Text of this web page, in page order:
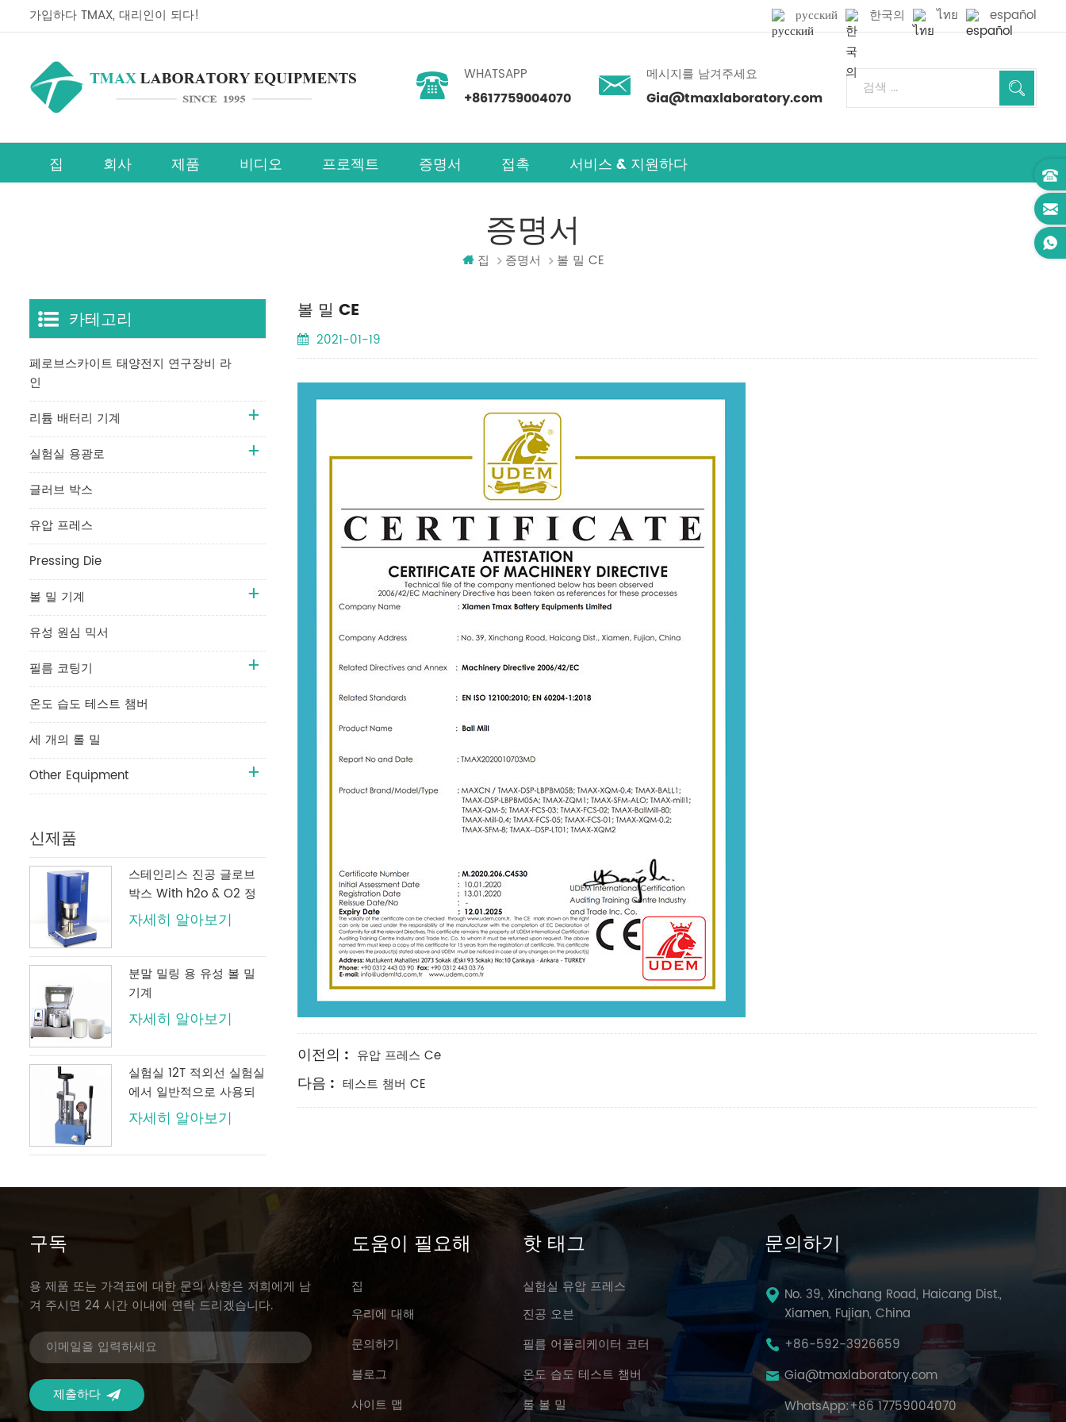
가입하다 TMAX, 대리인이 되다! русский 한국의 ไทย español
WHATSAPP
+8617759004070
메시지를 남겨주세요
Gia@tmaxlaboratory.com
집 회사 제품 비디오 프로젝트 증명서 접촉 서비스 & 지원하다
증명서
집 증명서 볼 밀 CE
볼 밀 CE
2021-01-19
이전의 : 유압 프레스 Ce
다음 : 테스트 챔버 CE
카테고리
페로브스카이트 태양전지 연구장비 라
인
리튬 배터리 기계
실험실 용광로
글러브 박스
유압 프레스
Pressing Die
볼 밀 기계
유성 원심 믹서
필름 코팅기
온도 습도 테스트 챔버
세 개의 롤 밀
Other Equipment
신제품
스테인리스 진공 글로브
박스 With h2o & O2 정
화 시스템
자세히 알아보기
분말 밀링 용 유성 볼 밀
기계
자세히 알아보기
실험실 12T 적외선 실험실
에서 일반적으로 사용되
는 디지털 압력 게이지가
있는 수동 유압 프레스
자세히 알아보기
구독
용 제품 또는 가격표에 대한 문의 사항은 저희에게 남
겨 주시면 24 시간 이내에 연락 드리겠습니다.
도움이 필요해
집
우리에 대해
문의하기
블로그
사이트 맵
핫 태그
실험실 유압 프레스
진공 오븐
필름 어플리케이터 코터
온도 습도 테스트 챔버
롤 볼 밀
문의하기
No. 39, Xinchang Road, Haicang Dist.,
Xiamen, Fujian, China
+86-592-3926659
Gia@tmaxlaboratory.com
WhatsApp:+86 17759004070